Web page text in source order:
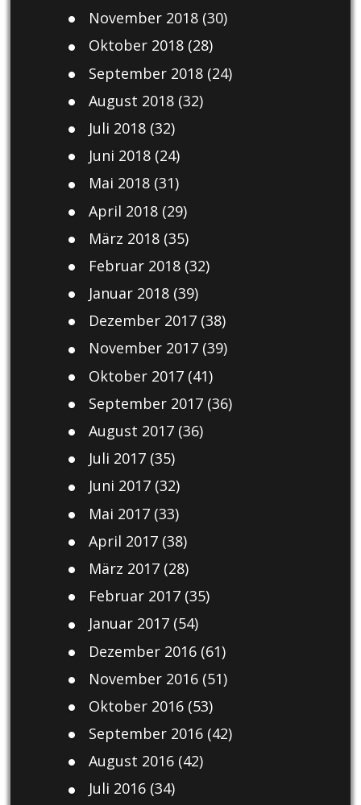
November 2018(30)
Oktober 2018(28)
September 2018(24)
August 2018(32)
Juli 2018(32)
Juni 2018(24)
Mai 2018(31)
April 2018(29)
März 2018(35)
Februar 2018(32)
Januar 2018(39)
Dezember 2017(38)
November 2017(39)
Oktober 2017(41)
September 2017(36)
August 2017(36)
Juli 2017(35)
Juni 2017(32)
Mai 2017(33)
April 2017(38)
März 2017(28)
Februar 2017(35)
Januar 2017(54)
Dezember 2016(61)
November 2016(51)
Oktober 2016(53)
September 2016(42)
August 2016(42)
Juli 2016(34)